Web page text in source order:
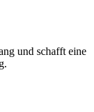
und schafft eine